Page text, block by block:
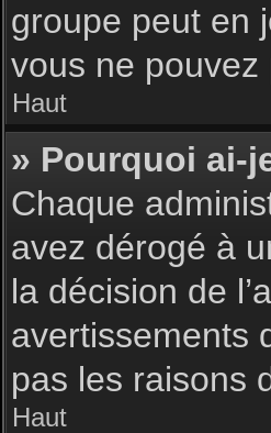
groupe peut en
vous ne
Haut
» Pourquoi ai-
Chaque
avez dérogé à
la décision de
avertissements
pas les raisons
Haut